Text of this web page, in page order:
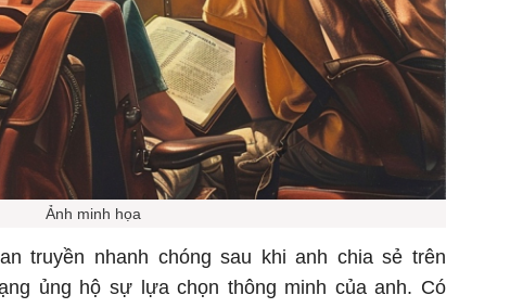
Ảnh minh họa
truyền nhanh chóng sau khi anh chia sẻ trên
ủng hộ sự lựa chọn thông minh của anh. Có